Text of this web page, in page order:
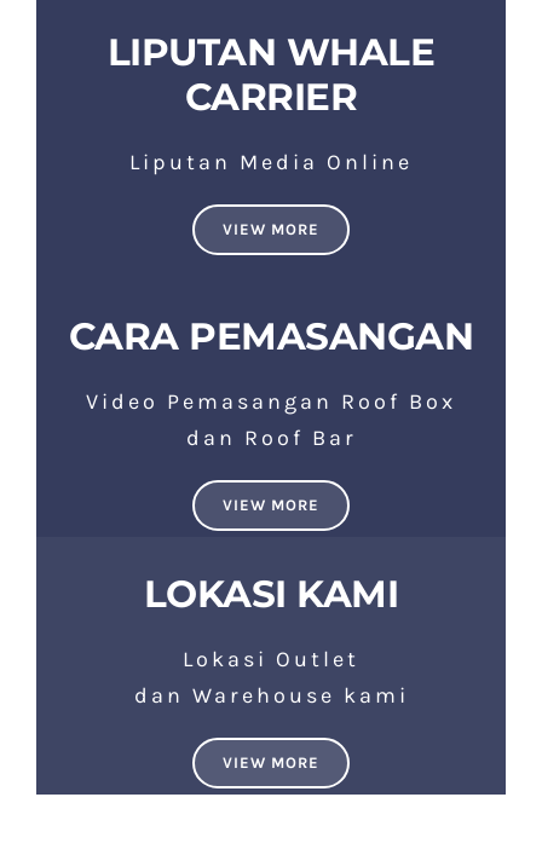
LIPUTAN WHALE
CARRIER
Liputan Media Online
VIEW MORE
CARA PEMASANGAN
Video Pemasangan Roof Box
dan Roof Bar
VIEW MORE
LOKASI KAMI
Lokasi Outlet
dan Warehouse kami
VIEW MORE